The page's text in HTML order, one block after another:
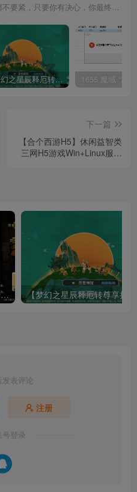
不管你有多慢，都不要紧，只要你有决心，你最终都会到达想去的地方
【梦幻之星辰释厄转尊享挂机版】MT3换皮梦幻西游Linux服务端+GM后台+双端+源码+架设教程
下一篇
【合个西游H5】休闲益智类
三网H5游戏Win+Linux服务
【1.80御龍元素火龙[摸摸登陆器]】战神引擎WIN服务端+GM工具+充值后台+双端+架设教程
表评论
注册
登录